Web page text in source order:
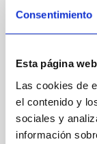
Consentimiento
Esta página
Las cookies de
el contenido y
sociales y
información